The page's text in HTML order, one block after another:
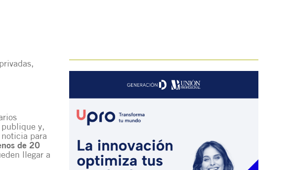
publique y,
para
de 20
llegar a